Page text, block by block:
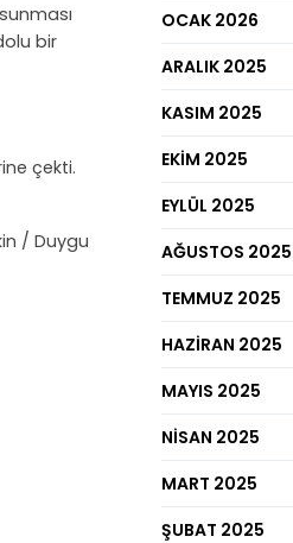
bir
çekti.
/ Duygu
OCAK 2026
ARALIK 2025
KASIM 2025
EKIM 2025
EYLÜL 2025
AĞUSTOS 2025
TEMMUZ 2025
HAZIRAN 2025
MAYIS 2025
NISAN 2025
MART 2025
ŞUBAT 2025